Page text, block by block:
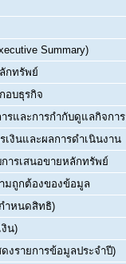
Summary)
กทรัพย์
อบธุรกิจ
รและการกำกับดูแลกิจการ
เงินและผลการดำเนินงาน
ารเสนอขายหลักทรัพย์
มถูกต้องของข้อมูล
ำหนดสิทธิ)
งิน)
งรายการข้อมูลประจำปี)